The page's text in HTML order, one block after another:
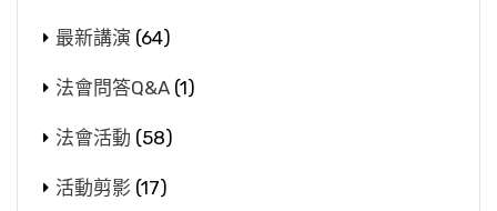
最新講演 (64)
法會問答Q&A (1)
法會活動 (58)
活動剪影 (17)